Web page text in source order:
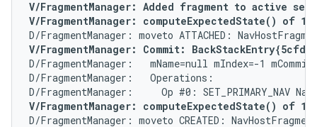
V/FragmentManager: Added fragment to active set
V/FragmentManager: computeExpectedState() of 1
V/FragmentManager: Commit:
D/FragmentManager:   mName=null mIndex=-1
D/FragmentManager:   Operations:
V/FragmentManager: computeExpectedState() of 1